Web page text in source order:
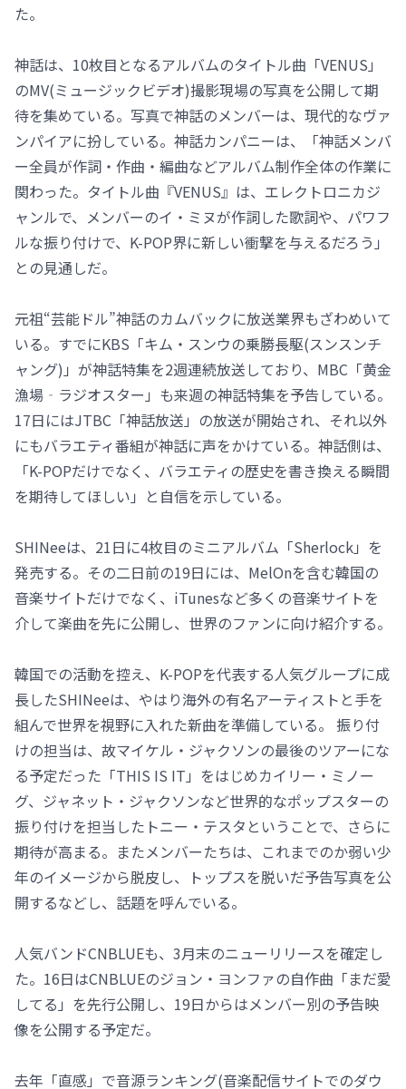
た。
神話は、10枚目となるアルバムのタイトル曲「VENUS」
のMV(ミュージックビデオ)撮影現場の写真を公開して期
待を集めている。写真で神話のメンバーは、現代的なヴァ
ンパイアに扮している。神話カンパニーは、「神話メンバ
ー全員が作詞・作曲・編曲などアルバム制作全体の作業に
関わった。タイトル曲『VENUS』は、エレクトロニカジ
ャンルで、メンバーのイ・ミヌが作詞した歌詞や、パワフ
ルな振り付けで、K-POP界に新しい衝撃を与えるだろう」
との見通しだ。
元祖“芸能ドル”神話のカムバックに放送業界もざわめいて
いる。すでにKBS「キム・スンウの乗勝長駆(スンスンチ
ャング)」が神話特集を2週連続放送しており、MBC「黄金
漁場‐ラジオスター」も来週の神話特集を予告している。
17日にはJTBC「神話放送」の放送が開始され、それ以外
にもバラエティ番組が神話に声をかけている。神話側は、
「K-POPだけでなく、バラエティの歴史を書き換える瞬間
を期待してほしい」と自信を示している。
SHINeeは、21日に4枚目のミニアルバム「Sherlock」を
発売する。その二日前の19日には、MelOnを含む韓国の
音楽サイトだけでなく、iTunesなど多くの音楽サイトを
介して楽曲を先に公開し、世界のファンに向け紹介する。
韓国での活動を控え、K-POPを代表する人気グループに成
長したSHINeeは、やはり海外の有名アーティストと手を
組んで世界を視野に入れた新曲を準備している。 振り付
けの担当は、故マイケル・ジャクソンの最後のツアーにな
る予定だった「THIS IS IT」をはじめカイリー・ミノー
グ、ジャネット・ジャクソンなど世界的なポップスターの
振り付けを担当したトニー・テスタということで、さらに
期待が高まる。またメンバーたちは、これまでのか弱い少
年のイメージから脱皮し、トップスを脱いだ予告写真を公
開するなどし、話題を呼んでいる。
人気バンドCNBLUEも、3月末のニューリリースを確定し
た。16日はCNBLUEのジョン・ヨンファの自作曲「まだ愛
してる」を先行公開し、19日からはメンバー別の予告映
像を公開する予定だ。
去年「直感」で音源ランキング(音楽配信サイトでのダウ